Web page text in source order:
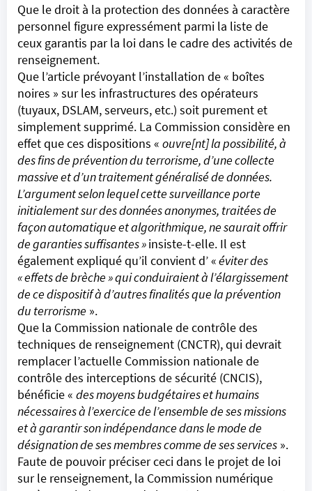
Que le droit à la protection des données à caractère
personnel figure expressément parmi la liste de
ceux garantis par la loi dans le cadre des activités de
renseignement.
Que l’article prévoyant l’installation de « boîtes
noires » sur les infrastructures des opérateurs
(tuyaux, DSLAM, serveurs, etc.) soit purement et
simplement supprimé. La Commission considère en
effet que ces dispositions « ouvre[nt] la possibilité, à
des fins de prévention du terrorisme, d’une collecte
massive et d’un traitement généralisé de données.
L’argument selon lequel cette surveillance porte
initialement sur des données anonymes, traitées de
façon automatique et algorithmique, ne saurait offrir
de garanties suffisantes »insiste-t-elle. Il est
également expliqué qu’il convient d’ «éviter des
« effets de brèche » qui conduiraient à l’élargissement
de ce dispositif à d’autres finalités que la prévention
du terrorisme ».
Que la Commission nationale de contrôle des
techniques de renseignement (CNCTR), qui devrait
remplacer l’actuelle Commission nationale de
contrôle des interceptions de sécurité (CNCIS),
bénéficie « des moyens budgétaires et humains
nécessaires à l’exercice de l’ensemble de ses missions
et à garantir son indépendance dans le mode de
désignation de ses membres comme de ses services ».
Faute de pouvoir préciser ceci dans le projet de loi
sur le renseignement, la Commission numérique